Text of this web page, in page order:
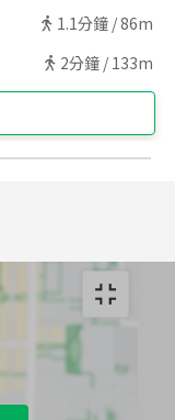
1.1分鐘 /86m
2分鐘 / 133m